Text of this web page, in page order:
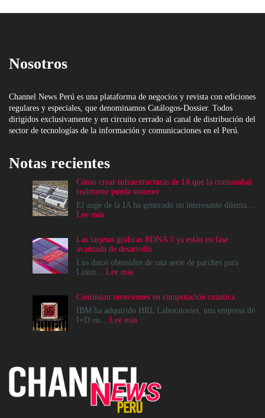
Nosotros
Channel News Perú es una plataforma de negocios y revista con ediciones
regulares y especiales, que denominamos Catálogos-Dossier. Todos
dirigidos exclusivamente y en circuito cerrado al canal de distribución del
sector de tecnologías de la información y comunicaciones en el Perú.
Notas recientes
Cómo crear infraestructuras de IA que la comunidad
realmente pueda sostener
El auge de la IA ha generado un interesante dilema...
Lee más:
infraestructuras
de
IA
que
realmente
pueda
sostener
Las tarjetas gráficas RDNA 5 ya están en fase
avanzada de desarrollo
Los datos obtenidos de una serie de parches para
Linux... Lee más:
gráficas
RDNA
5
avanzada
desarrollo
Continúan inversiones en computación cuántica
IBM ha adquirido HRL Laboratories, una empresa de
I+D en... Lee más: